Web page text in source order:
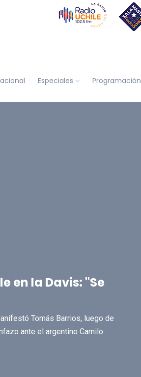
Especiales Programación
en la Davis: "Se
Tomás Barrios, luego de
ante el argentino Camilo